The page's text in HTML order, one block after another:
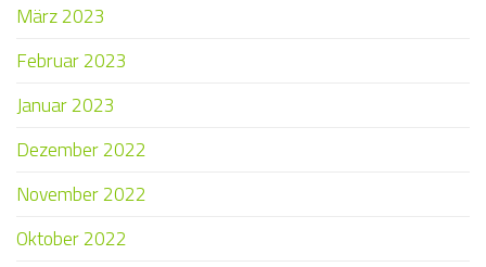
März 2023
Februar 2023
Januar 2023
Dezember 2022
November 2022
Oktober 2022